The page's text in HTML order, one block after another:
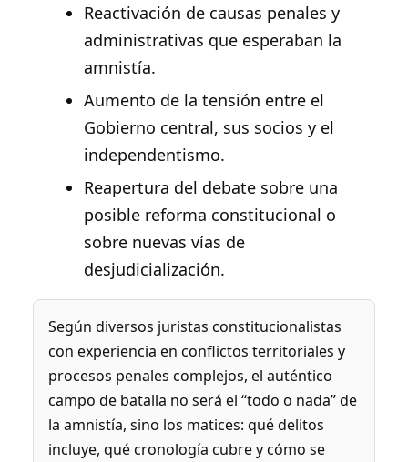
Reactivación de causas penales y
administrativas que esperaban la
amnistía.
Aumento de la tensión entre el
Gobierno central, sus socios y el
independentismo.
Reapertura del debate sobre una
posible reforma constitucional o
sobre nuevas vías de
desjudicialización.
Según diversos juristas constitucionalistas
con experiencia en conflictos territoriales y
procesos penales complejos, el auténtico
campo de batalla no será el “todo o nada” de
la amnistía, sino los matices: qué delitos
incluye, qué cronología cubre y cómo se